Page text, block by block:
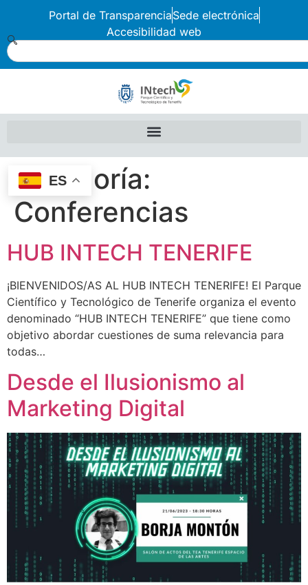
Portal de TransparenciaSede electrónica
Accesibilidad web
ES
Categoría:
Conferencias
HUB INTECH TENERIFE
¡BIENVENIDOS/AS AL HUB INTECH TENERIFE! El Parque
Científico y Tecnológico de Tenerife organiza el evento
denominado “HUB INTECH TENERIFE” que tiene como
objetivo abordar cuestiones de suma relevancia para
todas…
Desde el Ilusionismo al
Marketing Digital